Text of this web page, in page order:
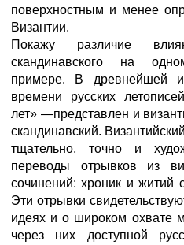
поверхностным и менее
Византии.
Покажу различие
скандинавского на
примере. В древнейшей
времени русских
лет» —представлен и
скандинавский.
тщательно, точно и
переводы отрывков из
сочинений: хроник и житий
Эти отрывки
идеях и о широком охвате
через них доступной